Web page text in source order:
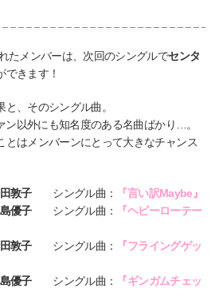
たメンバーは、次回のシングルでセンタ
できます！
、そのシングル曲。
ン以外にも知名度のある名曲ばかり…。
とはメンバーンにとって大きなチャンス
敦子シングル曲：
『言い訳Maybe』
優子シングル曲：
『ヘビーローテー
敦子シングル曲：
『フライングゲッ
優子シングル曲：
『ギンガムチェッ